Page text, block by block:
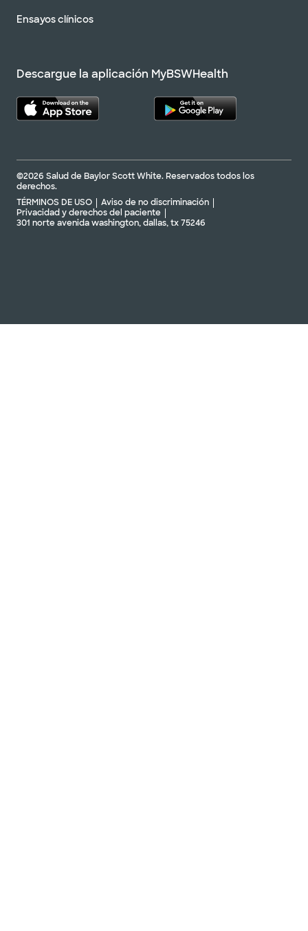
Ensayos clínicos
Descargue la aplicación MyBSWHealth
©2026 Salud de Baylor Scott White. Reservados todos los
derechos.
TÉRMINOS DE USO
Aviso de no discriminación
Privacidad y derechos del paciente
301 norte avenida washington, dallas, tx 75246